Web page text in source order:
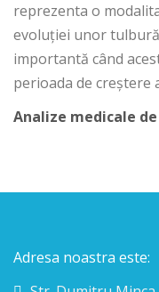
reprezenta o
evoluției unor
importantă când
perioada de creștere
Analize medicale
Adresa noastra este: